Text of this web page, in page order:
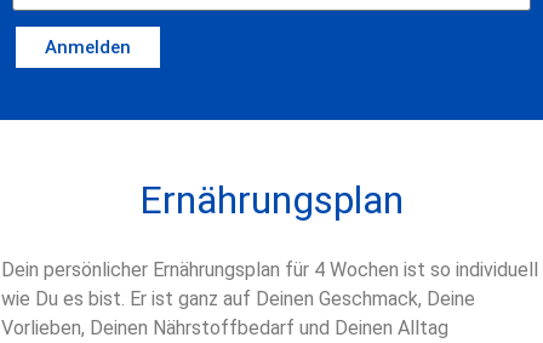
Anmelden
Ernährungsplan
Dein persönlicher Ernährungsplan für 4 Wochen ist so individuell
wie Du es bist. Er ist ganz auf Deinen Geschmack, Deine
Vorlieben, Deinen Nährstoffbedarf und Deinen Alltag